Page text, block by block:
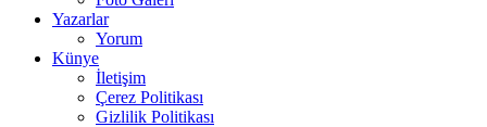
Yazarlar
Yorum
Künye
İletişim
Çerez Politikası
Gizlilik Politikası